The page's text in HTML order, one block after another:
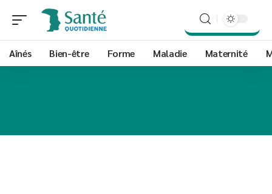
Aînés Bien-être Forme Maladie Maternité